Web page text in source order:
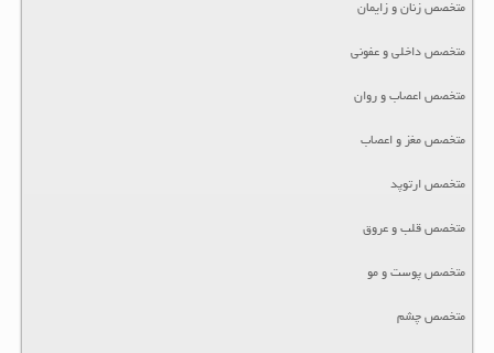
متخصص زنان و زایمان
متخصص داخلی و عفونی
متخصص اعصاب و روان
متخصص مغز و اعصاب
متخصص ارتوپد
متخصص قلب و عروق
متخصص پوست و مو
متخصص چشم